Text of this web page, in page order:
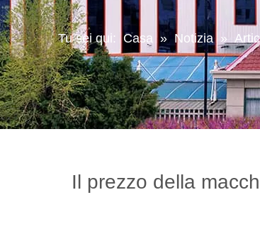
Tu sei qui: Casa » Notizia »
Il prezzo della